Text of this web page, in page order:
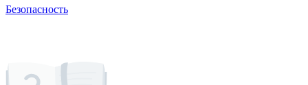
Безопасность